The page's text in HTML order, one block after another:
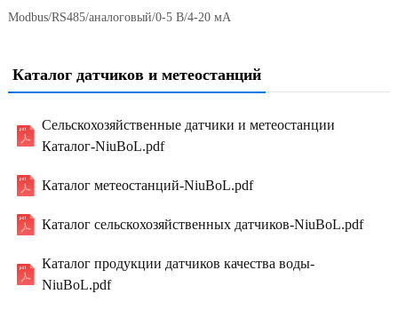
Modbus/RS485/аналоговый/0-5 В/4-20 мА
Каталог датчиков и метеостанций
Сельскохозяйственные датчики и метеостанции
Каталог-NiuBoL.pdf
Каталог метеостанций-NiuBoL.pdf
Каталог сельскохозяйственных датчиков-NiuBoL.pdf
Каталог продукции датчиков качества воды-
NiuBoL.pdf